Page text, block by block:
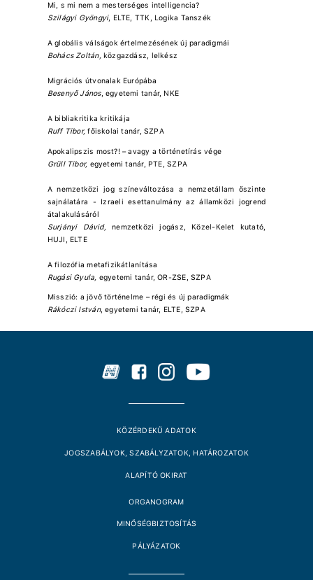
Mi, s mi nem a mesterséges intelligencia?
Szilágyi Gyöngyi, ELTE, TTK, Logika Tanszék
A globális válságok értelmezésének új paradigmái
Bohács Zoltán, közgazdász, lelkész
Migrációs útvonalak Európába
Besenyő János, egyetemi tanár, NKE
A bibliakritika kritikája
Ruff Tibor, főiskolai tanár, SZPA
Apokalipszis most?! – avagy a történetírás vége
Grüll Tibor, egyetemi tanár, PTE, SZPA
A nemzetközi jog színeváltozása a nemzetállam őszinte
sajnálatára - Izraeli esettanulmány az államközi jogrend
átalakulásáról
Surjányi Dávid,nemzetközi jogász, Közel-Kelet kutató,
HUJI, ELTE
A filozófia metafizikátlanítása
Rugási Gyula, egyetemi tanár, OR-ZSE, SZPA
Misszió: a jövő történelme – régi és új paradigmák
Rákóczi István, egyetemi tanár, ELTE, SZPA
KÖZÉRDEKŰ ADATOK
JOGSZABÁLYOK, SZABÁLYZATOK, HATÁROZATOK
ALAPÍTÓ OKIRAT
ORGANOGRAM
MINŐSÉGBIZTOSÍTÁS
PÁLYÁZATOK